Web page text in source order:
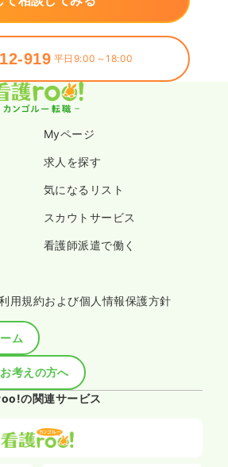
919 平日9:00～18:00
Myページ
求人を探す
気になるリスト
スカウトサービス
看護師派遣で働く
用規約および個人情報保護方針
ム
考えの方へ
の関連サービス